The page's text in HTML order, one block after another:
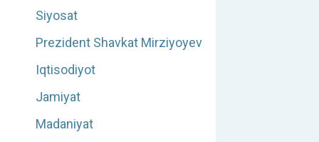
Siyosat
Prezident Shavkat Mirziyoyev
Iqtisodiyot
Jamiyat
Madaniyat